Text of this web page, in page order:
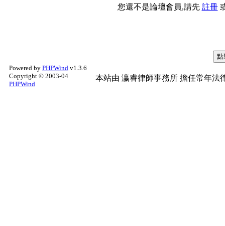
您還不是論壇會員,請先 註冊
Powered by PHPWind v1.3.6
Copyright © 2003-04
PHPWind
本站由 瀛睿律師事務所 擔任常年法